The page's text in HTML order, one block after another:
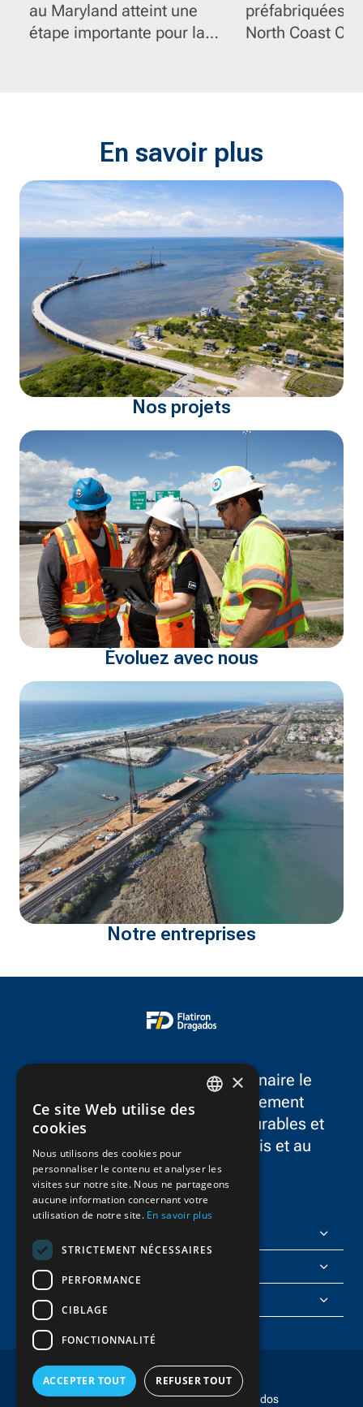
au Maryland atteint une
étape importante pour la
préfabriquées
North Coast
En savoir plus
Nos projets
Évoluez avec nous
Notre entreprises
FlatironDragados est le partenaire le
plus fiable dans le développement
d’infrastructures résilientes, durables et
novatrices dans aux États-Unis et au
Canada.
À propos de nous
Rejoignez-nous
droit d'auteur © 2025 FlatironDragados
×
Ce site Web utilise des
cookies
Nous utilisons des cookies pour
personnaliser le contenu et analyser les
visites sur notre site. Nous ne partageons
aucune information concernant votre
utilisation de notre site. En savoir plus
STRICTEMENT NÉCESSAIRES
PERFORMANCE
CIBLAGE
FONCTIONNALITÉ
ACCEPTER TOUT REFUSER TOUT